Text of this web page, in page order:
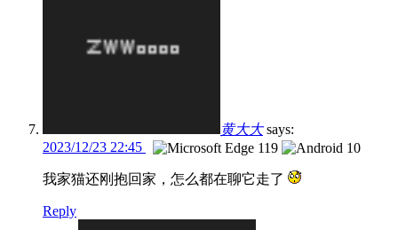
黄大大 says:
2023/12/23 22:45
我家猫还刚抱回家，怎么都在聊它走了
Reply